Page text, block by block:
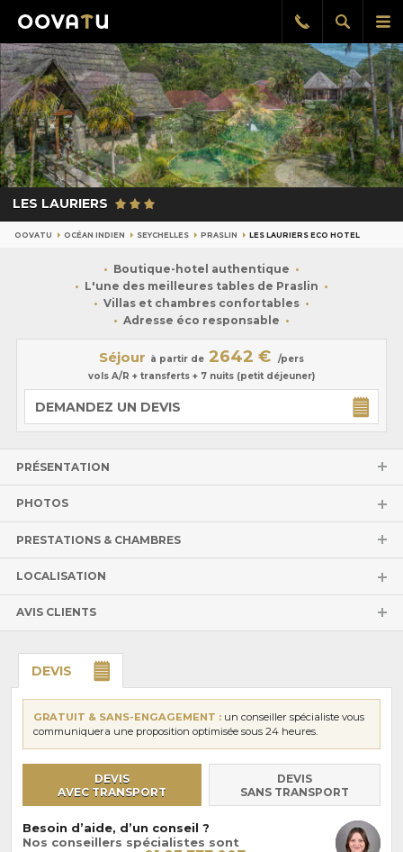
le
Afficher
la
Rappel
gratuit
LES LAURIERS
OOVATU OCÉAN INDIEN SEYCHELLES PRASLIN LES LAURIERS ECO HOTEL
Boutique-hotel authentique
L'une des meilleures tables de Praslin
Villas et chambres confortables
Adresse éco responsable
Séjour à partir de 2642 €
/pers
vols A/R + transferts + 7 nuits (petit déjeuner)
DEMANDEZ UN DEVIS
PRÉSENTATION
PHOTOS
PRESTATIONS & CHAMBRES
LOCALISATION
AVIS CLIENTS
DEVIS
GRATUIT & SANS-ENGAGEMENT : un conseiller spécialiste vous
communiquera une proposition optimisée sous 24 heures.
DEVIS
AVEC TRANSPORT
DEVIS
SANS TRANSPORT
Besoin d’aide, d’un conseil ?
Nos conseillers spécialistes sont